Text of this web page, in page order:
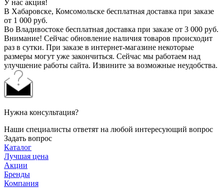
У нас акция!
В Хабаровске, Комсомольске бесплатная доставка при заказе
от 1 000 руб.
Во Владивостоке бесплатная доставка при заказе от 3 000 руб.
Внимание! Сейчас обновление наличия товаров происходит
раз в сутки. При заказе в интернет-магазине некоторые
размеры могут уже закончиться. Сейчас мы работаем над
улучшение работы сайта. Извините за возможные неудобства.
Нужна консультация?
Наши специалисты ответят на любой интересующий вопрос
Задать вопрос
Каталог
Лучшая цена
Акции
Бренды
Компания